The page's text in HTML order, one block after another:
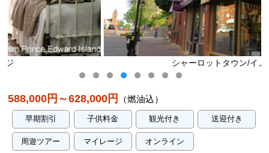
シャーロットタウン/イメージ
588,000円～628,000円 （燃油込）
早期割引 子供料金 観光付き 送迎付き
周遊ツアー マイレージ
オンライン